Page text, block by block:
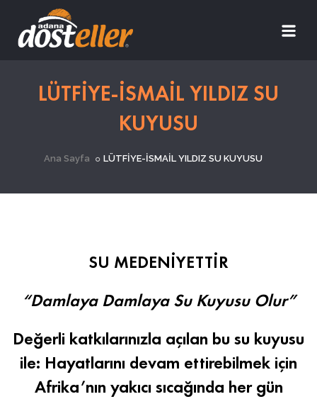
LÜTFİYE-İSMAİL YILDIZ SU
KUYUSU
Ana Sayfa LÜTFİYE-İSMAİL YILDIZ SU KUYUSU
SU MEDENİYETTİR
“Damlaya Damlaya Su Kuyusu Olur”
Değerli katkılarınızla açılan bu su kuyusu
ile: Hayatlarını devam ettirebilmek için
Afrika’nın yakıcı sıcağında her gün